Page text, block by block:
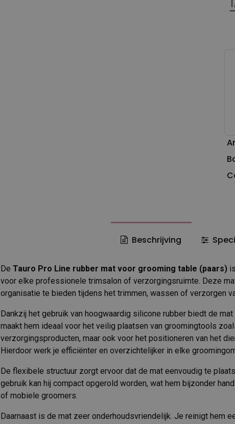
Beschrijving
De Tauro Pro Line rubber mat voor grooming table (paars)
voor elke professionele trimsalon of verzorgingsruimte. Deze
organisatie te bieden tijdens het trimmen, wassen of verzorgen
Dankzij het gebruik van hoogwaardig silicone rubber biedt de
maakt hem ideaal voor het veilig plaatsen van groomingtools
verzorgingsproducten, maar ook voor het positioneren van het
Hierdoor werk je efficiënter en overzichtelijker in elke
De flexibele structuur zorgt ervoor dat de mat eenvoudig te
gebruik kan hij compact opgerold worden, wat hem bijzonder
of mobiele groomers.
Daarnaast is de mat zeer onderhoudsvriendelijk. Je reinigt hem